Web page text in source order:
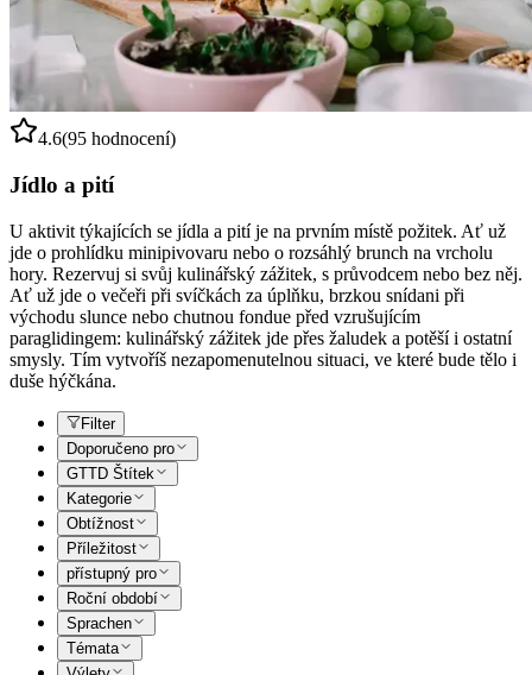
4.6(95 hodnocení)
Jídlo a pití
U aktivit týkajících se jídla a pití je na prvním místě požitek. Ať už
jde o prohlídku minipivovaru nebo o rozsáhlý brunch na vrcholu
hory. Rezervuj si svůj kulinářský zážitek, s průvodcem nebo bez něj.
Ať už jde o večeři při svíčkách za úplňku, brzkou snídani při
východu slunce nebo chutnou fondue před vzrušujícím
paraglidingem: kulinářský zážitek jde přes žaludek a potěší i ostatní
smysly. Tím vytvoříš nezapomenutelnou situaci, ve které bude tělo i
duše hýčkána.
Filter
Doporučeno pro
GTTD Štítek
Kategorie
Obtížnost
Příležitost
přístupný pro
Roční období
Sprachen
Témata